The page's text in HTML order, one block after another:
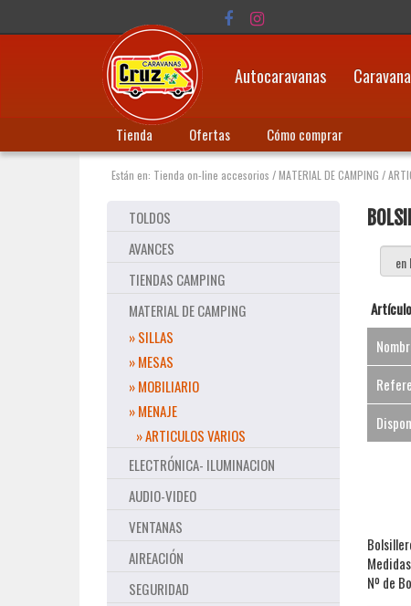
Autocaravanas
Tienda Ofertas Cómo comprar
Están en: Tienda on-line accesorios /MATERIAL DE CAMPING /
TOLDOS
AVANCES
TIENDAS CAMPING
MATERIAL DE CAMPING
» SILLAS
» MESAS
» MOBILIARIO
» MENAJE
» ARTICULOS VARIOS
ELECTRÓNICA- ILUMINACION
AUDIO-VIDEO
VENTANAS
AIREACIÓN
SEGURIDAD
Artículo
Nº de